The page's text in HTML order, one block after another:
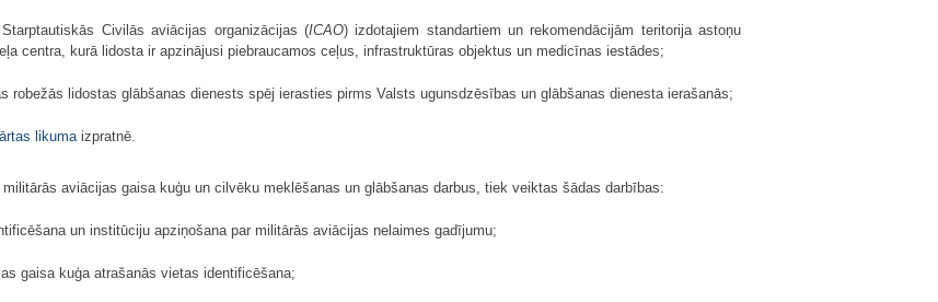
Civilās aviācijas organizācijas (ICAO) izdotajiem standartiem un rekomendācijām teritorija astoņu
centra, kurā lidosta ir apzinājusi piebraucamos ceļus, infrastruktūras objektus un medicīnas iestādes;
robežās lidostas glābšanas dienests spēj ierasties pirms Valsts ugunsdzēsības un glābšanas dienesta ierašanās;
likuma izpratnē.
aviācijas gaisa kuģu un cilvēku meklēšanas un glābšanas darbus, tiek veiktas šādas darbības:
un institūciju apziņošana par militārās aviācijas nelaimes gadījumu;
gaisa kuģa atrašanās vietas identificēšana;